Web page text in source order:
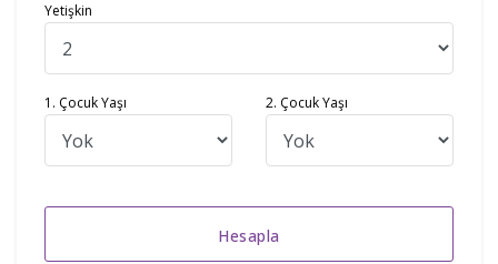
Yetişkin
1. Çocuk Yaşı 2. Çocuk Yaşı
Hesapla